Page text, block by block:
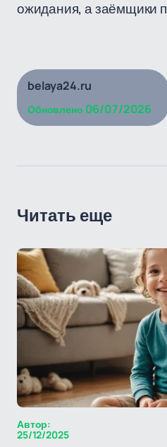
ожидания, а заёмщики
belaya24.ru
Обновлено 06/07/2026
Читать еще
Автор:
25/12/2025